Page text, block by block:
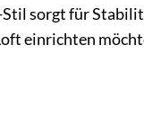
sorgt für
einrichten